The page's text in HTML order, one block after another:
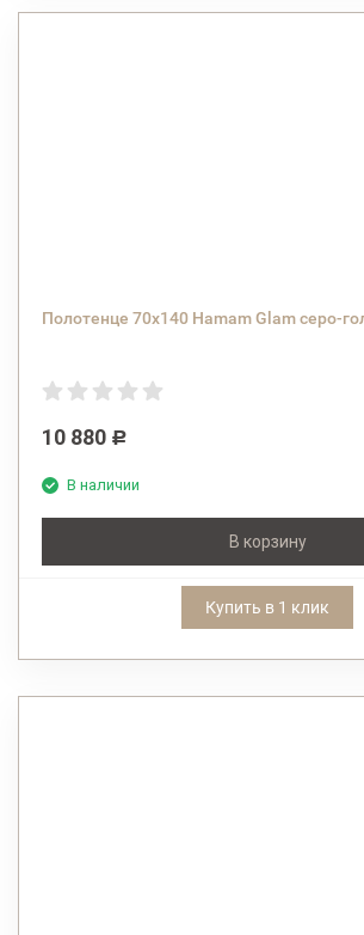
Полотенце 70x140 Hamam Glam серо-
10 880 Р
В наличии
В корзину
Купить в 1 клик